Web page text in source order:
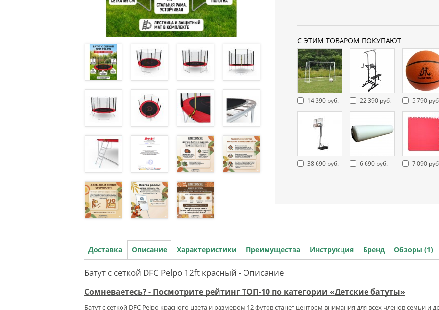
С ЭТИМ ТОВАРОМ ПОКУПАЮТ
14 390 руб. 22 390 руб. 5 790
38 690 руб. 6 690 руб. 7 090
Доставка Описание Характеристики Преимущества Инструкция Бренд Обзоры (1)
Батут с сеткой DFC Pelpo 12ft красный - Описание
Сомневаетесь? - Посмотрите рейтинг ТОП-10 по категории «Детские батуты»
Батут с сеткой DFC Pelpo красного цвета и размером 12 футов станет центром внимания для всех членов семьи